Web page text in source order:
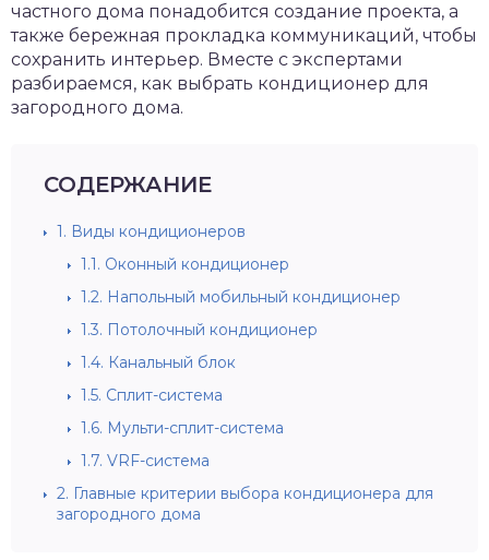
частного дома понадобится создание проекта, а
также бережная прокладка коммуникаций, чтобы
сохранить интерьер. Вместе с экспертами
разбираемся, как выбрать кондиционер для
загородного дома.
СОДЕРЖАНИЕ
1. Виды кондиционеров
1.1. Оконный кондиционер
1.2. Напольный мобильный кондиционер
1.3. Потолочный кондиционер
1.4. Канальный блок
1.5. Сплит-система
1.6. Мульти-сплит-система
1.7. VRF-система
2. Главные критерии выбора кондиционера для
загородного дома